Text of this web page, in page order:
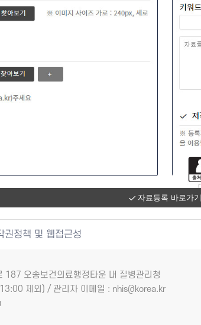
자료등록 바로가기
권정책 및 웹접근성
187 오송보건의료행정타운 내 질병관리청
제외) / 관리자 이메일 : nhis@korea.kr